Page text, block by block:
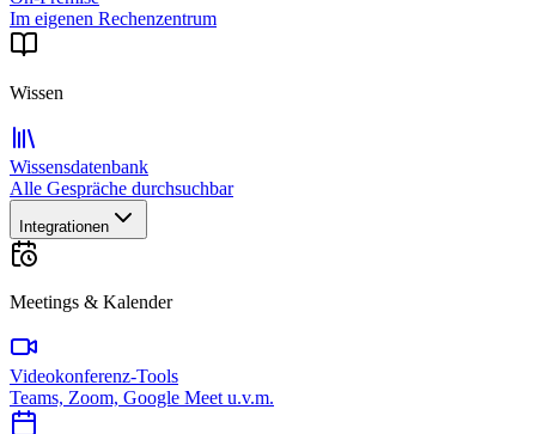
Im eigenen Rechenzentrum
Wissen
Wissensdatenbank
Alle Gespräche durchsuchbar
Integrationen
Meetings & Kalender
Videokonferenz-Tools
Teams, Zoom, Google Meet u.v.m.